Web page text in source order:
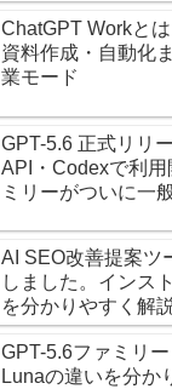
ChatGPT Workと
資料作成・自動化
業モード
GPT-5.6 正式リリ
API・Codexで利
ミリーがついに一
AI SEO改善提案ツ
しました。インス
を分かりやすく解
GPT-5.6ファミリ
Lunaの違いを分か